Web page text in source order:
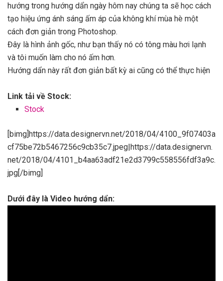
hướng trong hướng dẩn ngày hôm nay chúng ta sẽ học cách
tạo hiệu ứng ánh sáng ấm áp của không khí mùa hè một
cách đơn giản trong Photoshop.
Đây là hình ảnh gốc, như bạn thấy nó có tông màu hơi lạnh
và tôi muốn làm cho nó ấm hơn.
Hướng dẩn này rất đơn giản bất kỳ ai cũng có thể thực hiện
Link tải về Stock:
Stock
[bimg]https://data.designervn.net/2018/04/4100_9f07403a
cf75be72b5467256c9cb35c7.jpeg|https://data.designervn.
net/2018/04/4101_b4aa63adf21e2d3799c558556fdf3a9c.
jpg[/bimg]
Dưới đây là Video hướng dẩn: